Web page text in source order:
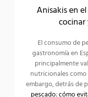
Anisakis en
cocinar
El consumo de
gastronomía en
principalmente
nutricionales como
embargo, detrás de
pescado: cómo